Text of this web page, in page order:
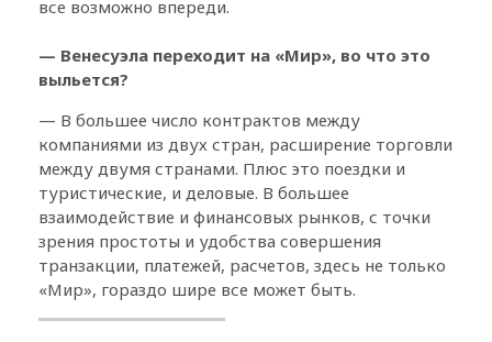
все возможно впереди.
— Венесуэла переходит на «Мир», во что это
выльется?
— В большее число контрактов между
компаниями из двух стран, расширение торговли
между двумя странами. Плюс это поездки и
туристические, и деловые. В большее
взаимодействие и финансовых рынков, с точки
зрения простоты и удобства совершения
транзакции, платежей, расчетов, здесь не только
«Мир», гораздо шире все может быть.